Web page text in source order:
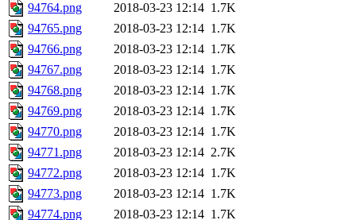
94764.png
2018-03-23 12:14 1.7K
94765.png
2018-03-23 12:14 1.7K
94766.png
2018-03-23 12:14 1.7K
94767.png
2018-03-23 12:14 1.7K
94768.png
2018-03-23 12:14 1.7K
94769.png
2018-03-23 12:14 1.7K
94770.png
2018-03-23 12:14 1.7K
94771.png
2018-03-23 12:14 2.7K
94772.png
2018-03-23 12:14 1.7K
94773.png
2018-03-23 12:14 1.7K
94774.png
2018-03-23 12:14 1.7K